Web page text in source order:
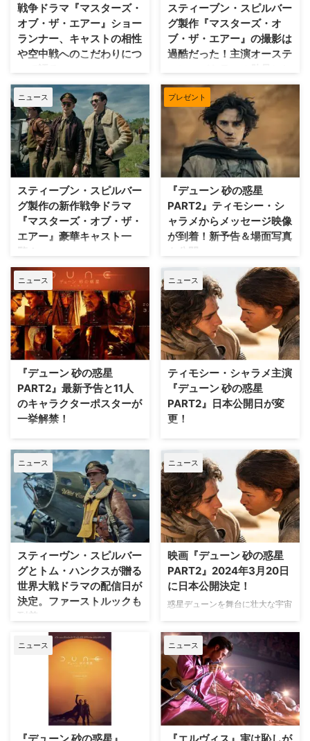
世界を一変させ、世界で最も売れ
たソロアーティストとして数々の
伝説を打ち立てたエルヴィス・プ
レスリー。 わずか42歳でこの世
じ、圧倒的なパフォーマンスと歌
唱を「エルヴィスそのもの」と監
督に言わし …
ーによる書籍のドラマ化。第二次
世界大戦中、第8空軍第100爆撃
部隊に所属した乗組員たちがナチ
ス・ドイツ上空で危険な空襲作戦
も仲間たちと絆を深めていく姿が
描かれる。本シリーズは、スピル
バーグ＆トムが手がけた …
戦争ドラマ『マスターズ・
オブ・ザ・エアー』ショー
ランナー、キャストの相性
や空中戦へのこだわりにつ
『バンド・オブ・ブラザーズ』
『ザ・パシフィック』を手がけた
スティーブン・スピルバーグとト
ム・ハンクスが贈る、第二次世界
大戦シリーズの第3弾『マスター
ズ・オブ・ザ・エアー』。その3
部作で指揮を執ったゲイリー・ゴ
ーツマンが、キャストの相性や撮
影セットなどの舞台裏について語
った。 少佐二人の絆 ドナルド・
L・ミラーによる書籍「Masters
of the Air: America’s Bomber
Against Nazi Germany（原
題）」をドラマ …
スティーブン・スピルバー
グ製作『マスターズ・オ
ブ・ザ・エアー』の撮影は
過酷だった！主演オーステ
ビ
Apple TV製作による戦争ドラマ
『マスターズ・オブ・ザ・エア
ー』に主演中のオースティン・バ
トラー（『エルヴィス』）が、
10ヶ月にも及んだロケで肋骨に
ヒビが入る怪我を負ったことな
ど、過酷な撮影舞台裏について語
っている。 『マスターズ・オ
ブ・ザ・エアー』の撮影裏 『マ
スターズ・オブ・ザ・エアー』
は、ドナルド・L・ミラーによる
書籍のドラマ化で、第二次世界大
戦中、第8空軍第100爆撃部隊に
所属した乗組員たちがナチス・ド
イツ上空で危険な空襲を行い、恐
怖に立ち向かいながらも仲間たち
と絆を深めていく姿が描かれる。
実 …
ニュース
スティーブン・スピルバー
グ製作の新作戦争ドラマ
『マスターズ・オブ・ザ・
エアー』豪華キャスト一
覧！
『バンド・オブ・ブラザース』や
『ザ・パシフィック』を手掛けた
スティーブン・スピルバーグとト
ム・ハンクスが製作する新たな戦
争ドラマ『マスターズ・オブ・
ザ・エアー』は、1月26日より
Apple TVにて配信中。『エルヴ
ィス』のオースティン・バトラー
や『ファンタスティック・ビース
ト』シリーズのカラム・ターナー
など人気俳優が多数出演する本作
の豪華キャスト一覧を紹介！
ー』概要 海外ドラマの歴史を変
えたとも言われる2001年の傑作
ドラマ『バンド・オブ・ブラザー
ス』、そして2010年の『ザ …
プレゼント
『デューン 砂の惑星
PART2』ティモシー・シ
ャラメからメッセージ映像
が到着！新予告＆場面写真
も公開
現在大ヒット上映中の『ウォンカ
とチョコレート工場のはじまり』
で世界中を虜にしたティモシー・
シャラメ主演、ゼンデイヤ（
『スパイダーマン』シリーズ）、
フローレンス・ピュー（『ミッド
サマー』）、オースティン・バト
ラー、（『エルヴィス』）他、夢
のオールスターキャストが集
結！ 監督は、『メッセージ』
『ブレードランナー2049』の不
可能を映像化する男ドゥニ・ヴィ
匠ハンス・ジマーが顔を揃え、全
編IMAX撮影の脅威のスケールで
放つ、SFアクション超大作『デ
ューン 砂の惑星PART2』が、3
…
ニュース
『デューン 砂の惑星
PART2』最新予告と11人
のキャラクターポスターが
一挙解禁！
現在大ヒット上映中の『ウォンカ
とチョコレート工場のはじまり』
主演で大注目のティモシー・シャ
ラメ。その次なる主演作として早
くも世界中から熱い視線を浴びて
いる『デューン 砂の惑星
PART2』が、2024年3月15日
（金）より全国ロードショーとな
る。この度、最新予告と11人のキ
ャラクターポスターが一挙解禁さ
れた！ 『デューン 砂の惑星
PART2』 その惑星を制する者が
全宇宙を制すると言われる惑星デ
を描いた「デューン 砂の惑星」
（フランク・ハンバード著/早川
書房）。その原作を元にした …
ニュース
ティモシー・シャラメ主演
『デューン 砂の惑星
PART2』日本公開日が変
更！
2024年3月20日（水・祝）より
日本公開が予定されていた映画
『デューン 砂の惑星PART2』
が、2024年3月15日（金）公開
に変更となった。 映画『デュー
ン 砂の惑星PART2』 ティモシ
ー・シャラメ主演の歌と魔法と感
動のファンタジー超大作『ウォン
カとチョコレート工場のはじま
り』が、全米よりも早い12月8日
（金）に日本公開し、現在大ヒッ
ト上映中。総勢1200人もの熱狂
的なファンに歓迎された大盛況の
早くもティモシーの次なる主演作
として熱い注目を浴びているの
が、『デューン 砂 …
ニュース
スティーヴン・スピルバー
グとトム・ハンクスが贈る
世界大戦ドラマの配信日が
決定。ファーストルックも
到着
スティーヴン・スピルバーグとト
ム・ハンクスが製作総指揮を担
い、オースティン・バトラー
（『シャナラ・クロニクルズ』）
が主演を務める、第二次世界大戦
を題材にした『Masters of the
Air（原題）』の配信開始日が決
定。ファーストルック画像も解禁
ニュース
映画『デューン 砂の惑星
PART2』2024年3月20日
に日本公開決定！
惑星デューンを舞台に壮大な宇宙
ーン 砂の惑星』待望の続編『デ
ューン 砂の惑星 PART2』が、
2024年1月公開から日本公開日は
2024年3月20日（水・祝）に決
定！ 『デューン 砂の惑星』
PART2 オールスターキャスト
が集結 主演には『ウォンカとチ
ョコレート工場のはじまり』のテ
ニュース
『デューン 砂の惑星』
ニュース
『エルヴィス』実は恥しが